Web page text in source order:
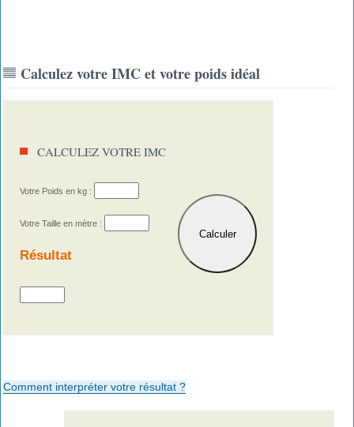
Calculez votre IMC et votre poids idéal
CALCULEZ VOTRE IMC
Votre Poids en kg :
Votre Taille en mètre :
Résultat
Comment interpréter votre résultat ?